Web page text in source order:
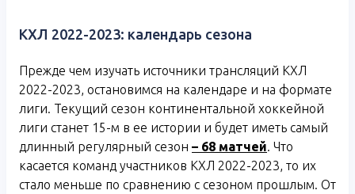
КХЛ 2022-2023: календарь сезона
Прежде чем изучать источники трансляций КХЛ
2022-2023, остановимся на календаре и на формате
лиги. Текущий сезон континентальной хоккейной
лиги станет 15-м в ее истории и будет иметь самый
длинный регулярный сезон – 68 матчей. Что
касается команд участников КХЛ 2022-2023, то их
стало меньше по сравнению с сезоном прошлым. От